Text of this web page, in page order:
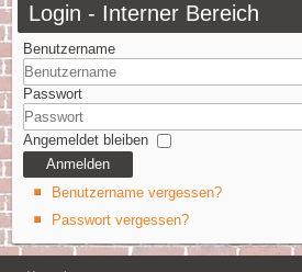
Login - Interner Bereich
Benutzername
Passwort
Angemeldet bleiben
Anmelden
Benutzername vergessen?
Passwort vergessen?